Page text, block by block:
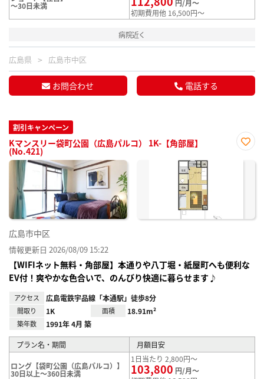
～30日未満
円/月～
初期費用他 16,500円～
病院近く
広島県 広島市中区
お問合わせ 電話する
割引キャンペーン
Kマンスリー袋町公園（広島パルコ） 1K-【角部屋】
(No.421)
に入
広島市中区
情報更新日 2026/08/09 15:22
【WIFIネット無料・角部屋】本通りや八丁堀・紙屋町へも便利な
EV付！爽やかな色合いで、のんびり快適に暮らせます♪
アクセス 広島電鉄宇品線「本通駅」徒歩8分
間取り 1K 面積 18.91m²
築年数 1991年 4月 築
プラン名・期間 月額目安
ロング【袋町公園（広島パルコ）】
30日以上～360日未満
1日当たり 2,800円～
103,800 円/月～